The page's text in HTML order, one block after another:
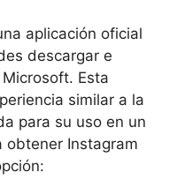
aplicación oficial​
descargar ⁢e
Esta
similar a la​
para ⁣su ⁣uso ⁢en ⁢un
obtener Instagram